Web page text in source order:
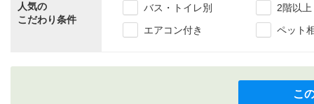
人気の
こだわり条件
バス・トイレ別
2階以上
エアコン付き
ペット
こ